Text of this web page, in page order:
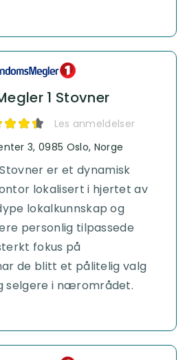
1 Stovner
Les anmeldelser
er et dynamisk
lokalisert i hjertet av
lokalkunnskap og
personlig tilpassede
fokus på
de blitt et pålitelig valg
selgere i nærområdet.
3, 0985 Oslo, Norge